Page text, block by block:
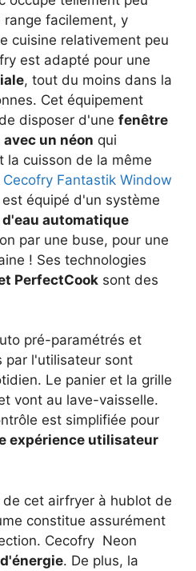
facilement, y
cuisine relativement peu
est adapté pour une
, tout du moins dans la
Cet équipement
disposer d'une fenêtre
un néon qui
la cuisson de la même
Cecofry Fantastik Window
équipé d'un système
automatique
par une buse, pour une
! Ses technologies
PerfectCook sont des
pré-paramétrés et
par l'utilisateur sont
Le panier et la grille
vont au lave-vaisselle.
est simplifiée pour
expérience utilisateur
de cet airfryer à hublot de
constitue assurément
Cecofry Neon
. De plus, la